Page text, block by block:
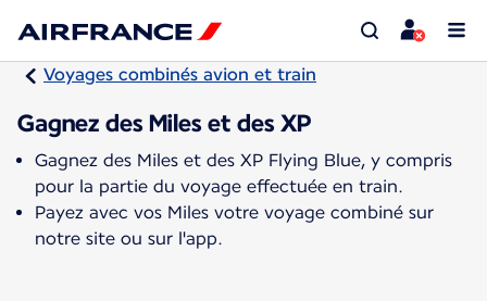
Voyages combinés avion et train
Gagnez des Miles et des XP
Gagnez des Miles et des XP Flying Blue, y compris
pour la partie du voyage effectuée en train.
Payez avec vos Miles votre voyage combiné sur
notre site ou sur l'app.